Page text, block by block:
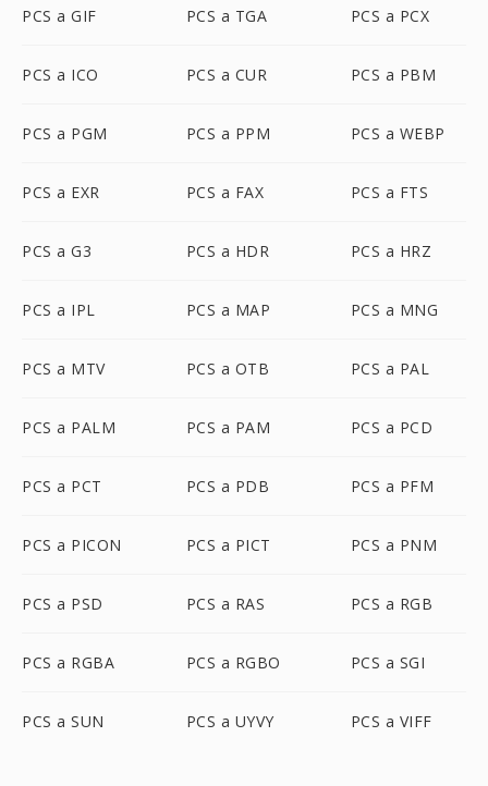
PCS a GIF PCS a TGA PCS a PCX
PCS a ICO PCS a CUR PCS a PBM
PCS a PGM PCS a PPM PCS a WEBP
PCS a EXR PCS a FAX PCS a FTS
PCS a G3 PCS a HDR PCS a HRZ
PCS a IPL PCS a MAP PCS a MNG
PCS a MTV PCS a OTB PCS a PAL
PCS a PALM PCS a PAM PCS a PCD
PCS a PCT PCS a PDB PCS a PFM
PCS a PICON PCS a PICT PCS a PNM
PCS a PSD PCS a RAS PCS a RGB
PCS a RGBA PCS a RGBO PCS a SGI
PCS a SUN PCS a UYVY PCS a VIFF